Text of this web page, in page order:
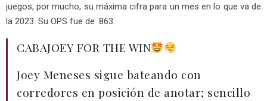
juegos, por mucho, su máxima cifra para un mes en lo que va de
la 2023. Su OPS fue de .863.
CABAJOEY FOR THE WIN
Joey Meneses sigue bateando con
corredores en posición de anotar; sencillo